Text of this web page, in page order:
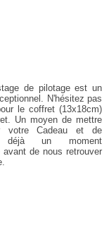
de pilotage est un
N'hésitez pas
le coffret (13x18cm)
Un moyen de mettre
votre Cadeau et de
déjà un moment
avant de nous retrouver